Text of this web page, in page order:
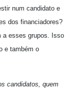
num candidato e
dos financiadores?
a esses grupos. Isso
e também o
candidatos, quem